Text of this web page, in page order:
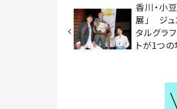
香川・小
展」 ジュ
タルグラ
トが1つの